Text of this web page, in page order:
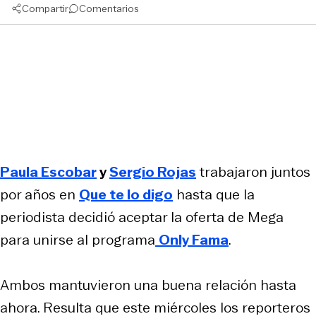
Compartir Comentarios
Paula EscobarySergio Rojastrabajaron juntos
por años en Que te lo digo hasta que la
periodista decidió aceptar la oferta de Mega
para unirse al programa Only Fama.
Ambos mantuvieron una buena relación hasta
ahora. Resulta que este miércoles los reporteros